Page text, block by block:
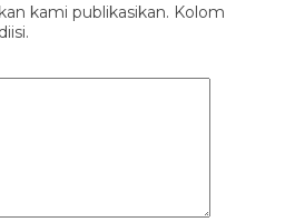
kami publikasikan. Kolom